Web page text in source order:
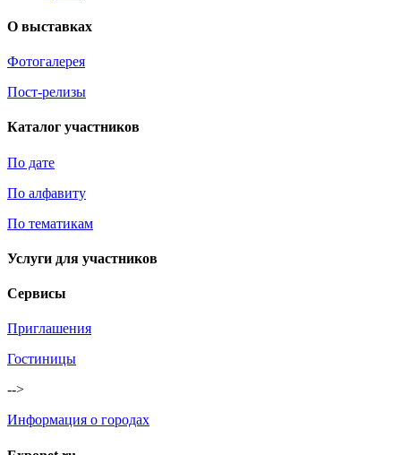
О выставках
Фотогалерея
Пост-релизы
Каталог участников
По дате
По алфавиту
По тематикам
Услуги для участников
Сервисы
Приглашения
Гостиницы
-->
Информация о городах